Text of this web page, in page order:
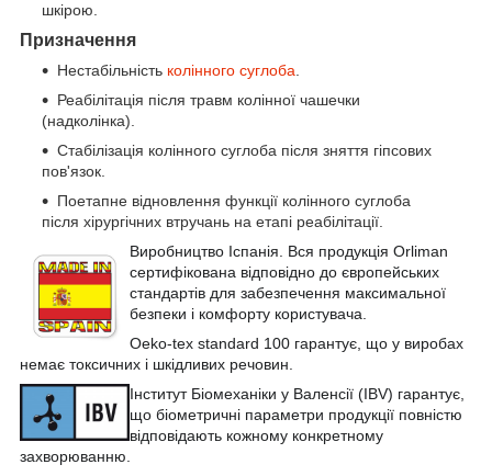
шкірою.
Призначення
Нестабільність колінного суглоба.
Реабілітація після травм колінної чашечки
(надколінка).
Стабілізація колінного суглоба після зняття гіпсових
пов'язок.
Поетапне відновлення функції колінного суглоба
після хірургічних втручань на етапі реабілітації.
Виробництво Іспанія. Вся продукція Orliman
сертифікована відповідно до європейських
стандартів для забезпечення максимальної
безпеки і комфорту користувача.
Oeko-tex standard 100 гарантує, що у виробах
немає токсичних і шкідливих речовин.
Інститут Біомеханіки у Валенсії (IBV) гарантує,
що біометричні параметри продукції повністю
відповідають кожному конкретному
захворюванню.